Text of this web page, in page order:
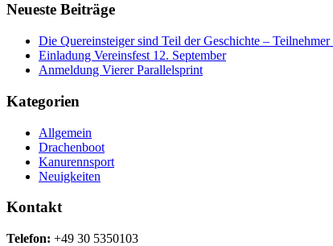
Neueste Beiträge
Die Quereinsteiger sind Teil der Geschichte –
Einladung Vereinsfest 12. September
Anmeldung Vierer Parallelsprint
Kategorien
Allgemein
Drachenboot
Kanurennsport
Neuigkeiten
Kontakt
Telefon: +49 30 5350103